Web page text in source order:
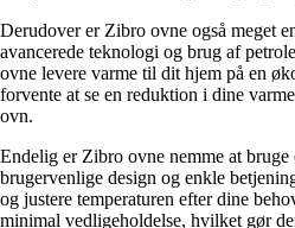
Derudover er Zibro ovne også meget
avancerede teknologi og brug af
ovne levere varme til dit hjem på en
forvente at se en reduktion i dine
ovn.
Endelig er Zibro ovne nemme at
brugervenlige design og enkle
og justere temperaturen efter dine
minimal vedligeholdelse, hvilket gør